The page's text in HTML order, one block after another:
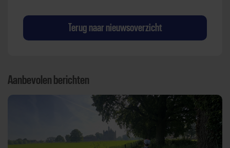
Terug naar nieuwsoverzicht
Aanbevolen berichten